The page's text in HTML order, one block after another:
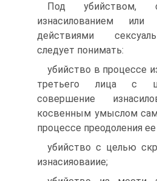
Под убийством,
изнасилованием или
действиями
следует понимать:
убийство в процессе
третьего лица с
совершение
косвенным умыслом
процессе преодоления
убийство с целью
изнасияоваиие;